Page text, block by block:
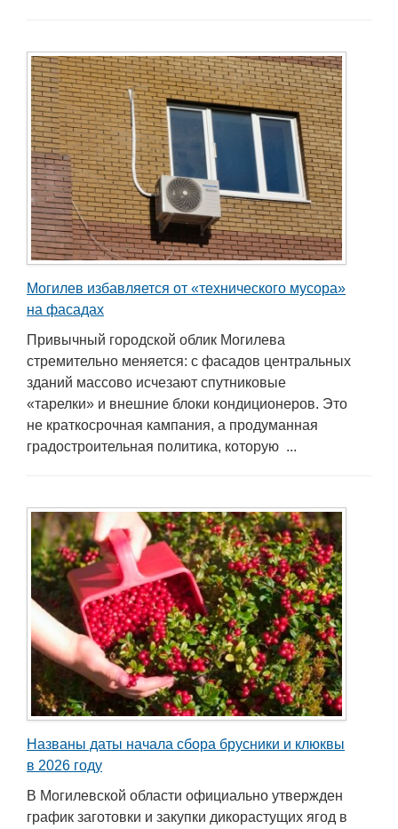
Могилев избавляется от «технического мусора»
на фасадах
Привычный городской облик Могилева
стремительно меняется: с фасадов центральных
зданий массово исчезают спутниковые
«тарелки» и внешние блоки кондиционеров. Это
не краткосрочная кампания, а продуманная
градостроительная политика, которую ...
Названы даты начала сбора брусники и клюквы
в 2026 году
В Могилевской области официально утвержден
график заготовки и закупки дикорастущих ягод в